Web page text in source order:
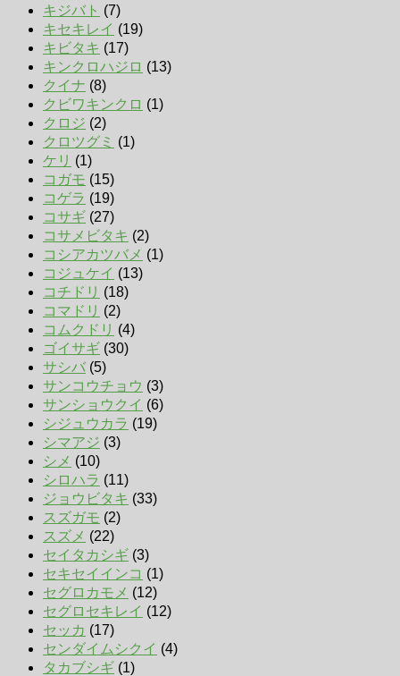
キジバト (7)
キセキレイ (19)
キビタキ (17)
キンクロハジロ (13)
クイナ (8)
クビワキンクロ (1)
クロジ (2)
クロツグミ (1)
ケリ (1)
コガモ (15)
コゲラ (19)
コサギ (27)
コサメビタキ (2)
コシアカツバメ (1)
コジュケイ (13)
コチドリ (18)
コマドリ (2)
コムクドリ (4)
ゴイサギ (30)
サシバ (5)
サンコウチョウ (3)
サンショウクイ (6)
シジュウカラ (19)
シマアジ (3)
シメ (10)
シロハラ (11)
ジョウビタキ (33)
スズガモ (2)
スズメ (22)
セイタカシギ (3)
セキセイインコ (1)
セグロカモメ (12)
セグロセキレイ (12)
セッカ (17)
センダイムシクイ (4)
タカブシギ (1)